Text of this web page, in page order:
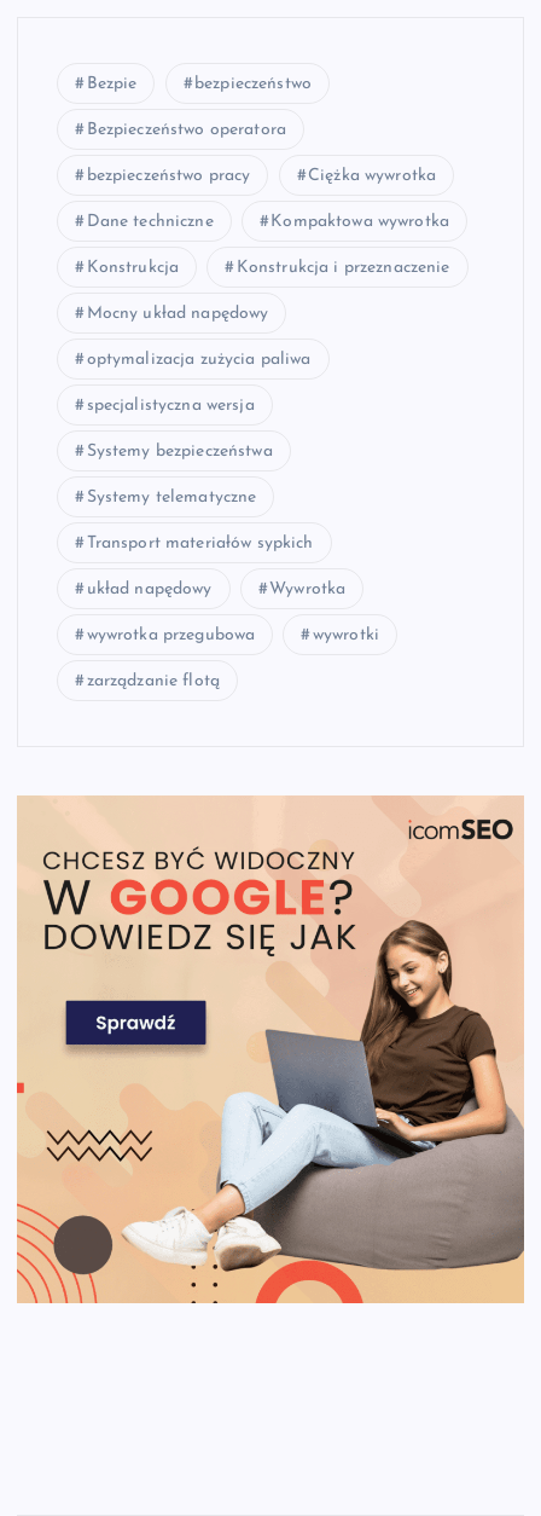
Bezpie bezpieczeństwo
Bezpieczeństwo operatora
bezpieczeństwo pracy Ciężka wywrotka
Dane techniczne Kompaktowa wywrotka
Konstrukcja Konstrukcja i przeznaczenie
Mocny układ napędowy
optymalizacja zużycia paliwa
specjalistyczna wersja
Systemy bezpieczeństwa
Systemy telematyczne
Transport materiałów sypkich
układ napędowy Wywrotka
wywrotka przegubowa wywrotki
zarządzanie flotą